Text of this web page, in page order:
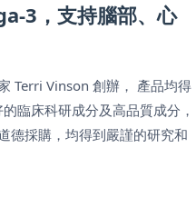
3，支持腦部、心
Terri Vinson 創辦， 產品均得
臨床科研成分及高品質成分，
德採購，均得到嚴謹的研究和